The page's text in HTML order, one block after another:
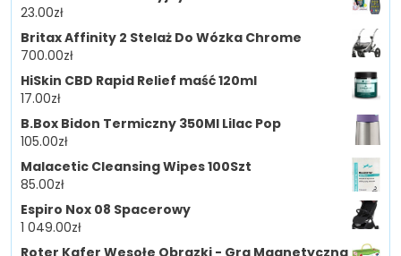
23.00zł
Britax Affinity 2 Stelaż Do Wózka Chrome
700.00zł
HiSkin CBD Rapid Relief maść 120ml
17.00zł
B.Box Bidon Termiczny 350Ml Lilac Pop
105.00zł
Malacetic Cleansing Wipes 100Szt
85.00zł
Espiro Nox 08 Spacerowy
1 049.00zł